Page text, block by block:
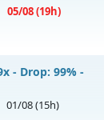
05/08(19h)
- Drop: 99% -
01/08(15h)